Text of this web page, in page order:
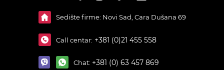
Sedište firme: Novi Sad, Cara Dušana 69
Call centar: +381 (0)21 455 558
Chat: +381 (0) 63 457 869